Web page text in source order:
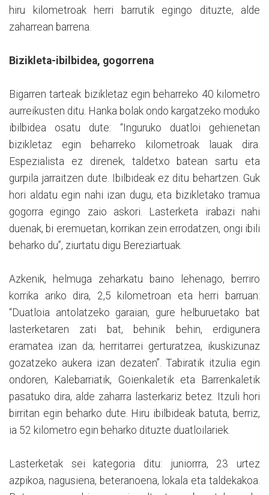
hiru kilometroak herri barrutik egingo dituzte, alde
zaharrean barrena.
Bizikleta-ibilbidea, gogorrena
Bigarren tarteak bizikletaz egin beharreko 40 kilometro
aurreikusten ditu. Hanka bolak ondo kargatzeko moduko
ibilbidea osatu dute: “Inguruko duatloi gehienetan
bizikletaz egin beharreko kilometroak lauak dira.
Espezialista ez direnek, taldetxo batean sartu eta
gurpila jarraitzen dute. Ibilbideak ez ditu behartzen. Guk
hori aldatu egin nahi izan dugu, eta bizikletako tramua
gogorra egingo zaio askori. Lasterketa irabazi nahi
duenak, bi eremuetan, korrikan zein errodatzen, ongi ibili
beharko du”, ziurtatu digu Bereziartuak.
Azkenik, helmuga zeharkatu baino lehenago, berriro
korrika ariko dira, 2,5 kilometroan eta herri barruan:
“Duatloia antolatzeko garaian, gure helburuetako bat
lasterketaren zati bat, behinik behin, erdigunera
eramatea izan da; herritarrei gerturatzea, ikuskizunaz
gozatzeko aukera izan dezaten”. Tabiratik itzulia egin
ondoren, Kalebarriatik, Goienkaletik eta Barrenkaletik
pasatuko dira, alde zaharra lasterkariz betez. Itzuli hori
birritan egin beharko dute. Hiru ibilbideak batuta, berriz,
ia 52 kilometro egin beharko dituzte duatloilariek.
Lasterketak sei kategoria ditu: juniorrra, 23 urtez
azpikoa, nagusiena, beteranoena, lokala eta taldekakoa.